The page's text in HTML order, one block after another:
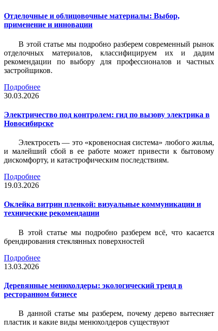
Отделочные и облицовочные материалы: Выбор,
применение и инновации
В этой статье мы подробно разберем современный рынок
отделочных материалов, классифицируем их и дадим
рекомендации по выбору для профессионалов и частных
застройщиков.
Подробнее
30.03.2026
Электричество под контролем: гид по вызову электрика в
Новосибирске
Электросеть — это «кровеносная система» любого жилья,
и малейший сбой в ее работе может привести к бытовому
дискомфорту, и катастрофическим последствиям.
Подробнее
19.03.2026
Оклейка витрин пленкой: визуальные коммуникации и
технические рекомендации
В этой статье мы подробно разберем всё, что касается
брендирования стеклянных поверхностей
Подробнее
13.03.2026
Деревянные менюхолдеры: экологический тренд в
ресторанном бизнесе
В данной статье мы разберем, почему дерево вытесняет
пластик и какие виды менюхолдеров существуют